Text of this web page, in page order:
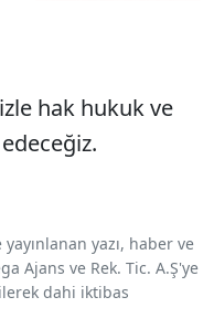
hak hukuk ve
yazı, haber ve
Ajans ve Rek. Tic. A.Ş'ye
dahi iktibas